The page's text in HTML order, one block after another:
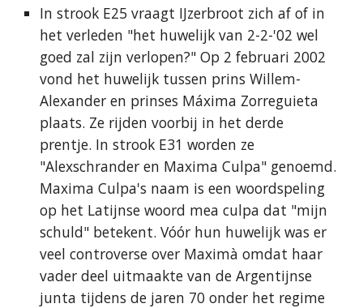
In strook E25 vraagt IJzerbroot zich af of in
het verleden "het huwelijk van 2-2-'02 wel
goed zal zijn verlopen?" Op 2 februari 2002
vond het huwelijk tussen prins Willem-
Alexander en prinses Máxima Zorreguieta
plaats. Ze rijden voorbij in het derde
prentje. In strook E31 worden ze
"Alexschrander en Maxima Culpa" genoemd.
Maxima Culpa's naam is een woordspeling
op het Latijnse woord mea culpa dat "mijn
schuld" betekent. Vóór hun huwelijk was er
veel controverse over Maximà omdat haar
vader deel uitmaakte van de Argentijnse
junta tijdens de jaren 70 onder het regime